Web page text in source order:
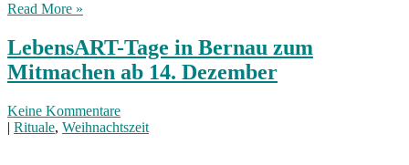
Read More »
LebensART-Tage in Bernau zum
Mitmachen ab 14. Dezember
Keine Kommentare
| Rituale, Weihnachtszeit